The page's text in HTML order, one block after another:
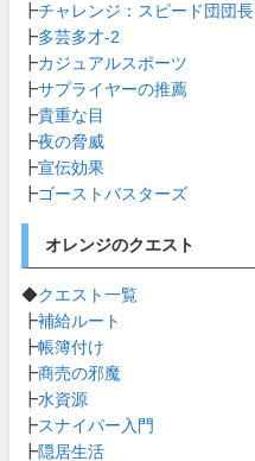
┣チャレンジ：スピード団団長
┣多芸多才-2
┣カジュアルスポーツ
┣サプライヤーの推薦
┣貴重な目
┣夜の脅威
┣宣伝効果
┣ゴーストバスターズ
オレンジのクエスト
◆クエスト一覧
┣補給ルート
┣帳簿付け
┣商売の邪魔
┣水資源
┣スナイパー入門
┣隠居生活